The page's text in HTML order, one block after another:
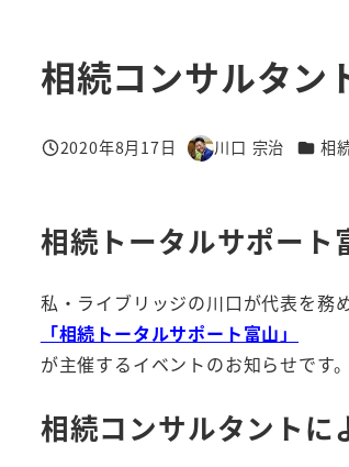
相続コンサルタン
投稿日
2020年8月17日
著
川口 宗治 カテゴ
相
相続トータルサポート
私・ライブリッジの川口が代表を務
「相続トータルサポート富山」
が主催するイベントのお知らせです。
相続コンサルタントに